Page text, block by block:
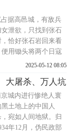
来又刺了一下。由
冒了出来，这个中国
据高邑城，有敌兵
泄欲，只找到张石
恰好张石岩回来看
用锄头将两个日寇
派兵将该村包围，捉
堂内拉走20多个妇
晚间由日寇军官们任
2025-05-12 08:05
大屠杀、万人坑
城内进行惨绝人寰
土地上的中国人
宛如人间地狱。归
年12月，伪民政部